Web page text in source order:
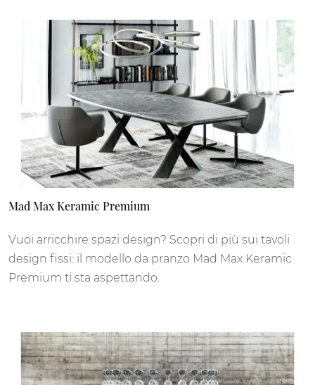
Mad Max Keramic Premium
Vuoi arricchire spazi design? Scopri di più sui tavoli
design fissi: il modello da pranzo Mad Max Keramic
Premium ti sta aspettando.